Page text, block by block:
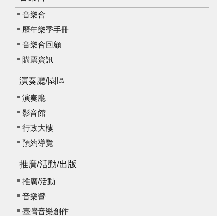
音樂會
歷年樂季手冊
音樂會回顧
購票資訊
演奏廳/園區
演奏廳
影音館
行政大樓
預約導覽
推廣/活動/出版
推廣/活動
音樂營
臺灣音樂創作